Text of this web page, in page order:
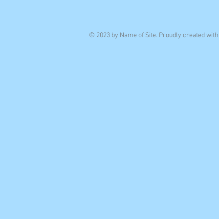
© 2023 by Name of Site. Proudly created with